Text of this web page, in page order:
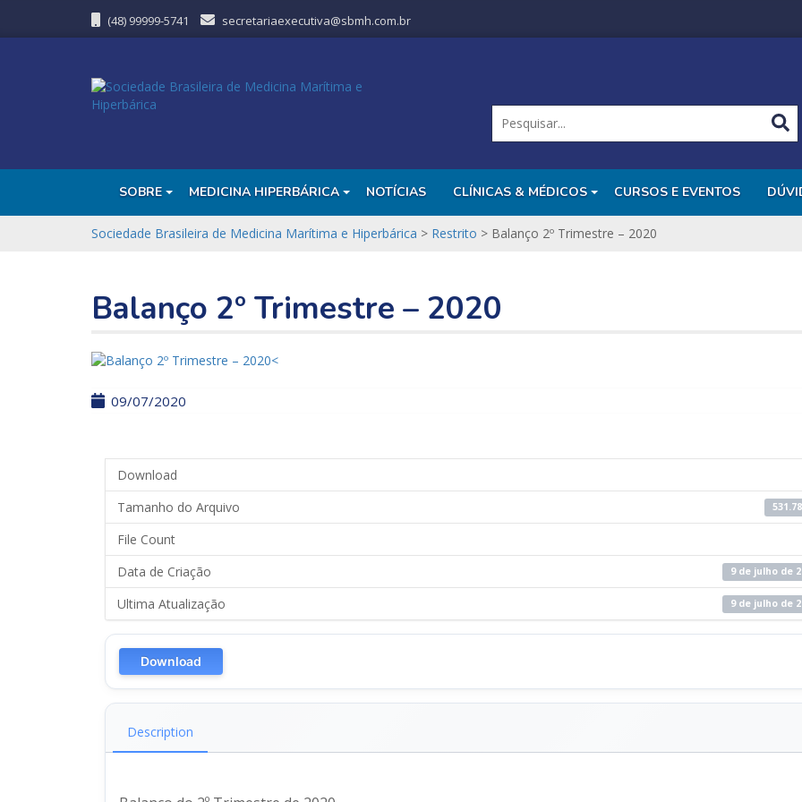
(48) 99999-5741 secretariaexecutiva@sbmh.com.br
SOBRE MEDICINA HIPERBÁRICA NOTÍCIAS CLÍNICAS & MÉDICOS CURSOS E EVENTOS
Sociedade Brasileira de Medicina Marítima e Hiperbárica > Restrito > Balanço 2º Trimestre – 2020
Balanço 2º Trimestre – 2020
09/07/2020
Download
Tamanho do Arquivo
File Count
Data de Criação 9 de julho de
Ultima Atualização 9 de julho de
Download
Description